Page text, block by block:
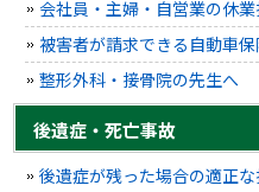
会社員・主婦・自営業の休
被害者が請求できる自動車
整形外科・接骨院の先生へ
後遺症・死亡事故
後遺症が残った場合の適正